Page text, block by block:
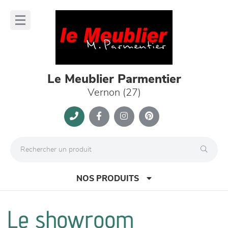
Le Meublier Parmentier
Vernon (27)
NOS PRODUITS
Le showroom